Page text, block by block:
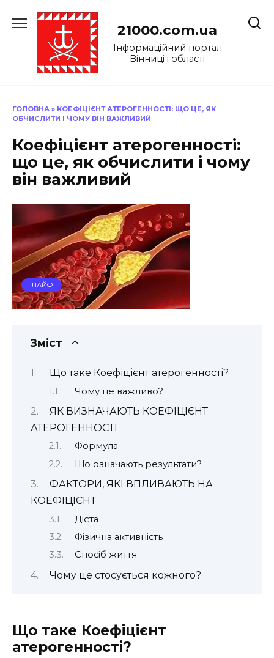
до
21000.com.ua
Інформаційний портал
Вінниці і області
ГОЛОВНА » КОЕФІЦІЄНТ АТЕРОГЕННОСТІ: ЩО ЦЕ, ЯК
ОБЧИСЛИТИ І ЧОМУ ВІН ВАЖЛИВИЙ
Коефіцієнт атерогенності:
що це, як обчислити і чому
він важливий
ЛАЙФ
Зміст
Що таке Коефіцієнт атерогенності?
Чому це важливо?
ЯК ВИЗНАЧАЮТЬ КОЕФІЦІЄНТ
АТЕРОГЕННОСТІ
Формула
Що означають результати?
ФАКТОРИ, ЯКІ ВПЛИВАЮТЬ НА
КОЕФІЦІЄНТ
Дієта
Фізична активність
Спосіб життя
Чому це стосується кожного?
Що таке Коефіцієнт
атерогенності?